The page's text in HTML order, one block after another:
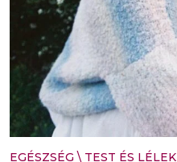
EGÉSZSÉG \ TEST ÉS LÉLEK